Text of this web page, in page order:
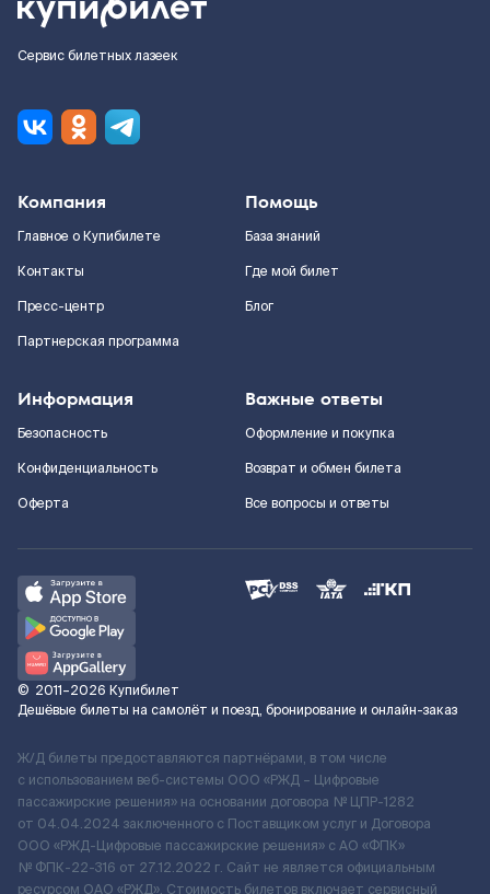
Сервис билетных лазеек
Компания
Главное о Купибилете
Контакты
Пресс-центр
Партнерская программа
Помощь
База знаний
Где мой билет
Блог
Информация
Безопасность
Конфиденциальность
Оферта
Важные ответы
Оформление и покупка
Возврат и обмен билета
Все вопросы и ответы
© 2011–2026 Купибилет
Дешёвые билеты на самолёт и поезд, бронирование и онлайн-заказ
Ж/Д билеты предоставляются партнёрами, в том числе
с использованием веб-системы ООО «РЖД – Цифровые
пассажирские решения» на основании договора № ЦПР-1282
от 04.04.2024 заключенного с Поставщиком услуг и Договора
ООО «РЖД-Цифровые пассажирские решения» c АО «ФПК»
№ ФПК-22-316 от 27.12.2022 г. Сайт не является официальным
ресурсом ОАО «РЖД». Стоимость билетов включает сервисный